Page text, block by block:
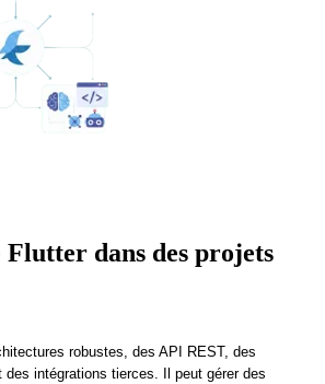
dans des projets
robustes, des API REST, des
des intégrations tierces. Il peut gérer des